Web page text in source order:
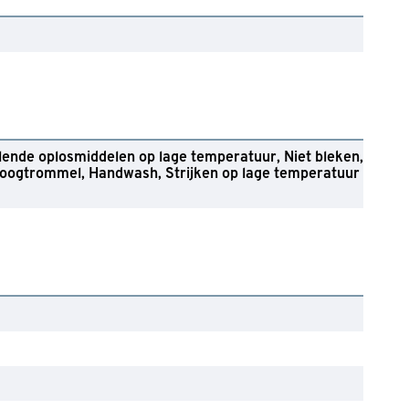
oplosmiddelen op lage temperatuur
Niet bleken
Handwash Strijken op lage temperatuur